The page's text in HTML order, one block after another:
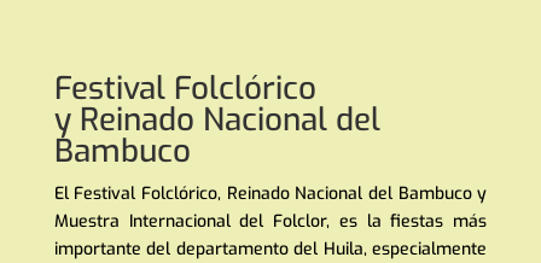
Festival Folclórico
y Reinado Nacional del
Bambuco
El Festival Folclórico, Reinado Nacional del Bambuco y
Muestra Internacional del Folclor, es la fiestas más
importante del departamento del Huila, especialmente